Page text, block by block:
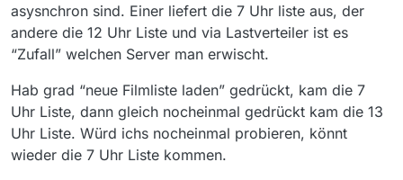
asysnchron sind. Einer liefert die 7 Uhr liste aus, der
andere die 12 Uhr Liste und via Lastverteiler ist es
“Zufall” welchen Server man erwischt.
Hab grad “neue Filmliste laden” gedrückt, kam die 7
Uhr Liste, dann gleich nocheinmal gedrückt kam die 13
Uhr Liste. Würd ichs nocheinmal probieren, könnt
wieder die 7 Uhr Liste kommen.